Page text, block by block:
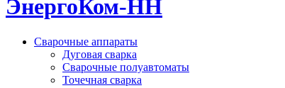
ЭнергоКом-НН
Сварочные аппараты
Дуговая сварка
Сварочные полуавтоматы
Точечная сварка